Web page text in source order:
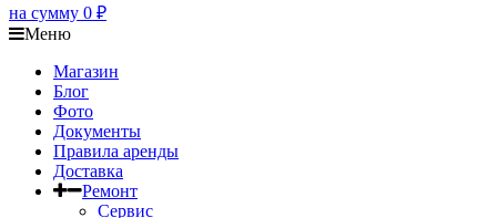
на сумму 0 ₽
Меню
Магазин
Блог
Фото
Документы
Правила аренды
Доставка
Ремонт
Сервис